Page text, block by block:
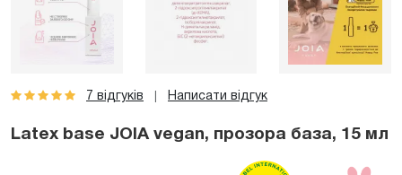
7 відгуків Написати відгук
Latex base JOIA vegan, прозора база, 15 мл